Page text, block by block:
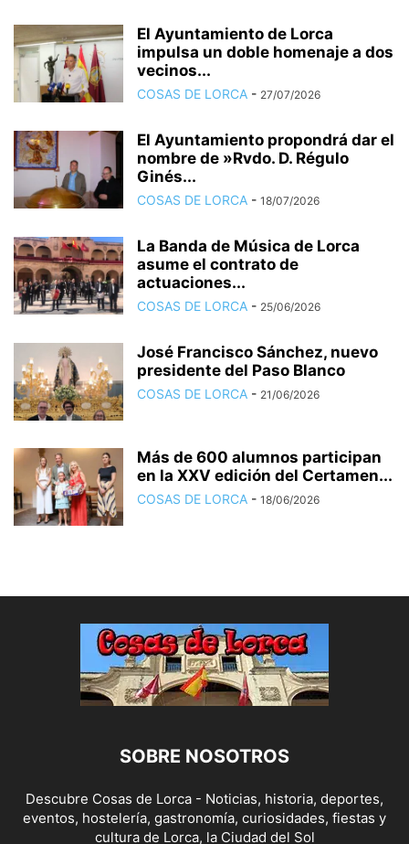
El Ayuntamiento de Lorca
impulsa un doble homenaje a dos
vecinos...
COSAS DE LORCA - 27/07/2026
El Ayuntamiento propondrá dar el
nombre de »Rvdo. D. Régulo
Ginés...
COSAS DE LORCA - 18/07/2026
La Banda de Música de Lorca
asume el contrato de
actuaciones...
COSAS DE LORCA - 25/06/2026
José Francisco Sánchez, nuevo
presidente del Paso Blanco
COSAS DE LORCA - 21/06/2026
Más de 600 alumnos participan
en la XXV edición del Certamen...
COSAS DE LORCA - 18/06/2026
SOBRE NOSOTROS
Descubre Cosas de Lorca - Noticias, historia, deportes,
eventos, hostelería, gastronomía, curiosidades, fiestas y
cultura de Lorca, la Ciudad del Sol